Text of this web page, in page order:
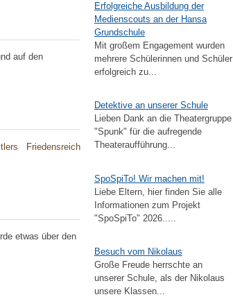
auf den
Friedensreich
etwas über den
Erfolgreiche Ausbildung der
Medienscouts an der Hansa
Grundschule
Mit großem Engagement wurden
mehrere Schülerinnen und Schüler
erfolgreich zu...
Detektive an unserer Schule
Lieben Dank an die Theatergruppe
"Spunk" für die aufregende
Theateraufführung...
SpoSpiTo! Wir machen mit!
Liebe Eltern, hier finden Sie alle
Informationen zum Projekt
"SpoSpiTo" 2026.....
Besuch vom Nikolaus
Große Freude herrschte an
unserer Schule, als der Nikolaus
unsere Klassen...